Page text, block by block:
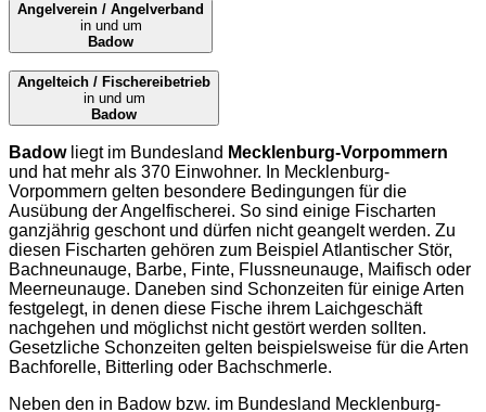
Angelverein / Angelverband
in und um
Badow
Angelteich / Fischereibetrieb
in und um
Badow
Badowliegt im Bundesland Mecklenburg-Vorpommern
und hat mehr als 370 Einwohner. In Mecklenburg-
Vorpommern gelten besondere Bedingungen für die
Ausübung der Angelfischerei. So sind einige Fischarten
ganzjährig geschont und dürfen nicht geangelt werden. Zu
diesen Fischarten gehören zum Beispiel Atlantischer Stör,
Bachneunauge, Barbe, Finte, Flussneunauge, Maifisch oder
Meerneunauge. Daneben sind Schonzeiten für einige Arten
festgelegt, in denen diese Fische ihrem Laichgeschäft
nachgehen und möglichst nicht gestört werden sollten.
Gesetzliche Schonzeiten gelten beispielsweise für die Arten
Bachforelle, Bitterling oder Bachschmerle.
Neben den in Badow bzw. im Bundesland Mecklenburg-